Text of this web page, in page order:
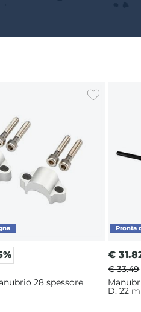
28 spessore
€
€ 33.49
D. 22